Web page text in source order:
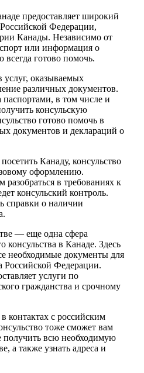
предоставляет широкий
Федерации,
Канады. Независимо от
или информация о
всегда готово помочь.
оказываемых
различных документов.
в том числе и
консульскую
готово помочь в
документов и деклараций о
Канаду, консульство
оформлению.
в требованиях к
консульский контроль.
справки о наличии
— еще одна сфера
консульства в Канаде. Здесь
необходимые документы для
Российской Федерации.
услуги по
гражданства и срочному
контактах с российским
тоже сможет вам
получить всю необходимую
а также узнать адреса и